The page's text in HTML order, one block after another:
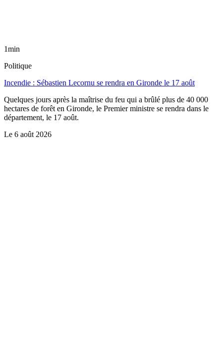
1min
Politique
Incendie : Sébastien Lecornu se rendra en Gironde le 17 août
Quelques jours après la maîtrise du feu qui a brûlé plus de 40 000
hectares de forêt en Gironde, le Premier ministre se rendra dans le
département, le 17 août.
Le 6 août 2026